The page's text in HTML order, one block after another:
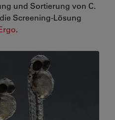
und Sortierung von C.
Screening-Lösung
.